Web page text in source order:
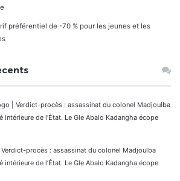
préférentiel de -70 % pour les jeunes et les
| Verdict-procès : assassinat du colonel Madjoulba
intérieure de l’État. Le Gle Abalo Kadangha écope
procès : assassinat du colonel Madjoulba
intérieure de l’État. Le Gle Abalo Kadangha écope